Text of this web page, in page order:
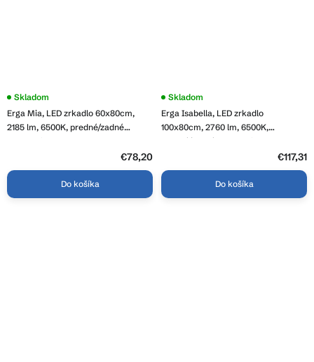
Erga Mia, LED zrkadlo 60x80cm,
2185 lm, 6500K, predné/zadné
Priemerné
produktu
je
Skladom
€78,20
Do košíka
Erga Isabella, LED zrkadlo
100x80cm, 2760 lm, 6500K,
predné/zadné osvetlenie, ERG-V01-
Priemerné
produktu
je
Skladom
€117,31
Do košíka